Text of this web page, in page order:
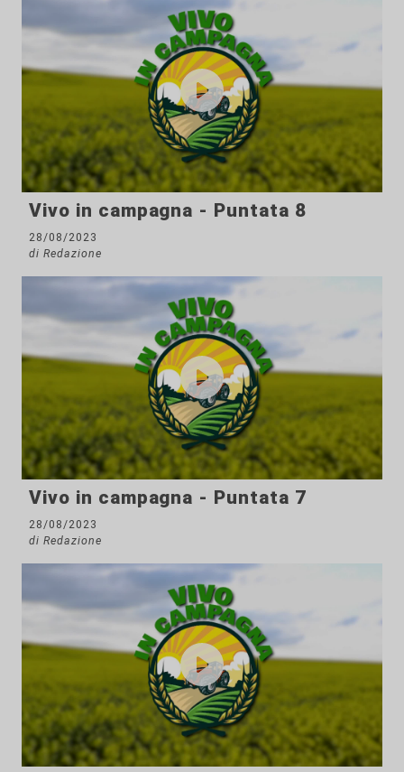
Vivo in campagna - Puntata 8
28/08/2023
di Redazione
Vivo in campagna - Puntata 7
28/08/2023
di Redazione